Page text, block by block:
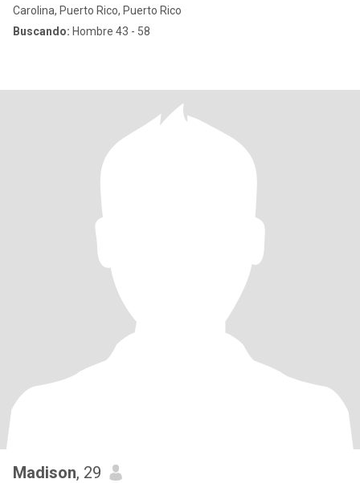
Carolina, Puerto Rico, Puerto Rico
Buscando: Hombre 43 - 58
Madison, 29